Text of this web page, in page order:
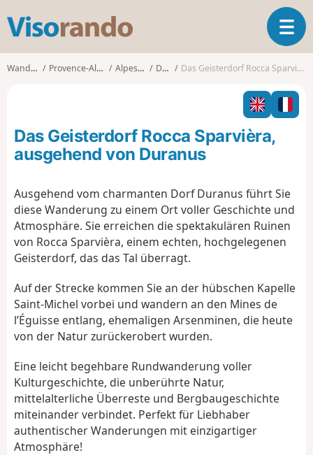
s
o
o
T
o
l
n
a
t
i
Wanderungen Provence-Alpes-Côte d'Azur Alpes-Maritimes Duranus Das Geisterdorf Rocca Sparvièra, ausgehend von Duranus
Das Geisterdorf Rocca Sparvièra,
ausgehend von Duranus
Ausgehend vom charmanten Dorf Duranus führt Sie
diese Wanderung zu einem Ort voller Geschichte und
Atmosphäre. Sie erreichen die spektakulären Ruinen
von Rocca Sparvièra, einem echten, hochgelegenen
Geisterdorf, das das Tal überragt.
Auf der Strecke kommen Sie an der hübschen Kapelle
Saint-Michel vorbei und wandern an den Mines de
l’Éguisse entlang, ehemaligen Arsenminen, die heute
von der Natur zurückerobert wurden.
Eine leicht begehbare Rundwanderung voller
Kulturgeschichte, die unberührte Natur,
mittelalterliche Überreste und Bergbaugeschichte
miteinander verbindet. Perfekt für Liebhaber
authentischer Wanderungen mit einzigartiger
Atmosphäre!